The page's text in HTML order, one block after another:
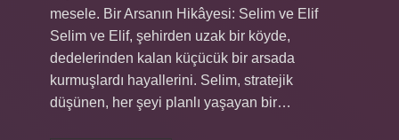
mesele. Bir Arsanın Hikâyesi: Selim ve Elif
Selim ve Elif, şehirden uzak bir köyde,
dedelerinden kalan küçücük bir arsada
kurmuşlardı hayallerini. Selim, stratejik
düşünen, her şeyi planlı yaşayan bir…